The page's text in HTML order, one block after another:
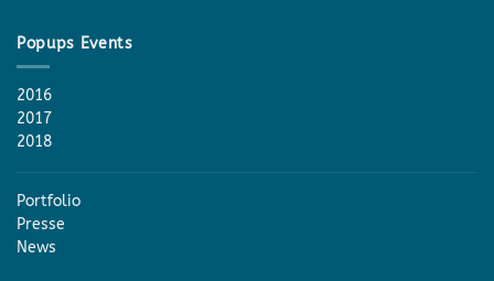
Popups Events
2016
2017
2018
Portfolio
Presse
News